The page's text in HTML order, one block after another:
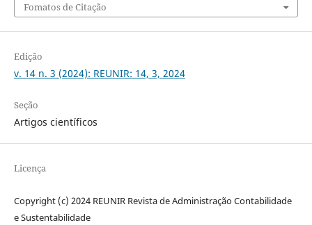
Fomatos de Citação
Edição
v. 14 n. 3 (2024): REUNIR: 14, 3, 2024
Seção
Artigos científicos
Licença
Copyright (c) 2024 REUNIR Revista de Administração Contabilidade
e Sustentabilidade